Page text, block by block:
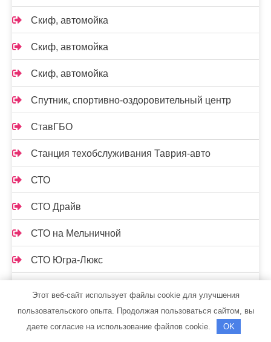
Скиф, автомойка
Скиф, автомойка
Скиф, автомойка
Спутник, спортивно-оздоровительный центр
СтавГБО
Станция техобслуживания Таврия-авто
СТО
СТО Драйв
СТО на Мельничной
СТО Югра-Люкс
Сывлах, Баня №7
Этот веб-сайт использует файлы cookie для улучшения
пользовательского опыта. Продолжая пользоваться сайтом, вы
даете согласие на использование файлов cookie.
OK